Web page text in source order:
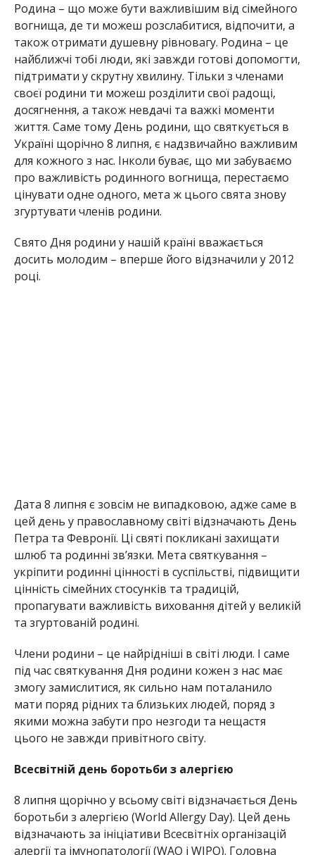
Родина – що може бути важливішим від сімейного
вогнища, де ти можеш розслабитися, відпочити, а
також отримати душевну рівновагу. Родина – це
найближчі тобі люди, які завжди готові допомогти,
підтримати у скрутну хвилину. Тільки з членами
своєї родини ти можеш розділити свої радощі,
досягнення, а також невдачі та важкі моменти
життя. Саме тому День родини, що святкується в
Україні щорічно 8 липня, є надзвичайно важливим
для кожного з нас. Інколи буває, що ми забуваємо
про важливість родинного вогнища, перестаємо
цінувати одне одного, мета ж цього свята знову
згуртувати членів родини.
Свято Дня родини у нашій країні вважається
досить молодим – вперше його відзначили у 2012
році.
Дата 8 липня є зовсім не випадковою, адже саме в
цей день у православному світі відзначають День
Петра та Февронії. Ці святі покликані захищати
шлюб та родинні зв’язки. Мета святкування –
укріпити родинні цінності в суспільстві, підвищити
цінність сімейних стосунків та традицій,
пропагувати важливість виховання дітей у великій
та згуртованій родині.
Члени родини – це найрідніші в світі люди. І саме
під час святкування Дня родини кожен з нас має
змогу замислитися, як сильно нам поталанило
мати поряд рідних та близьких людей, поряд з
якими можна забути про незгоди та нещастя
цього не завжди привітного світу.
Всесвітній день боротьби з алергією
8 липня щорічно у всьому світі відзначається День
боротьби з алергією (World Allergy Day). Цей день
відзначають за ініціативи Всесвітніх організацій
алергії та імунопатології (WAO і WIPO). Головна